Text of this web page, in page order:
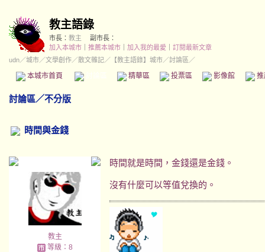
教主語錄
市長： 教主
副市長：
加入本城市
推薦本城市 加入我的最愛
訂閱最新文章
udn／城市／文學創作／散文雜記／ 【教主語錄】城市／討論區／
本城市首頁 精華區 投票區 影像館
討論區／不分版
時間與金錢
教主
等級：8
時間就是時間，金錢還是金錢。
沒有什麼可以等值兌換的。